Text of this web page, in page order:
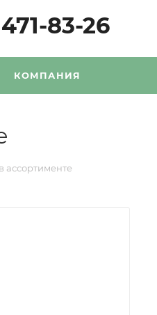
83-26
КОМПАНИЯ